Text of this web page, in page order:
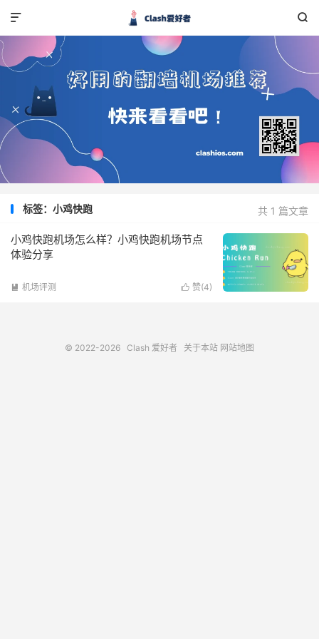


共 1 篇文章
标签：小鸡快跑
小鸡快跑机场怎么样？小鸡快跑机场节点
体验分享
 赞(4)
 机场评测
© 2022-2026 Clash 爱好者 关于本站 网站地图